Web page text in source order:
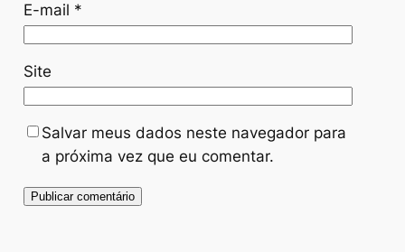
E-mail *
Site
Salvar meus dados neste navegador para
a próxima vez que eu comentar.